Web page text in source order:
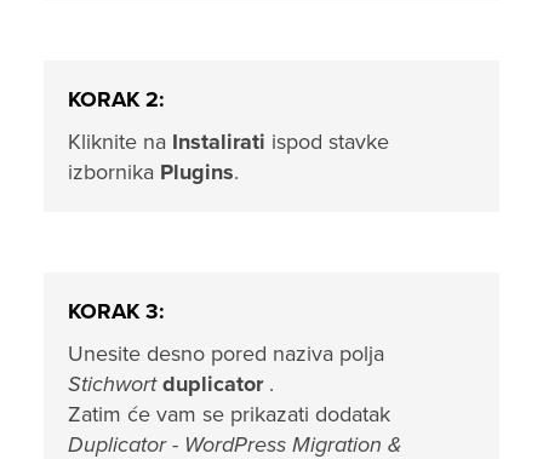
KORAK 2:
Kliknite na Instalirati ispod stavke
izbornika Plugins.
KORAK 3:
Unesite desno pored naziva polja
Stichwortduplicator .
Zatim će vam se prikazati dodatak
Duplicator - WordPress Migration &